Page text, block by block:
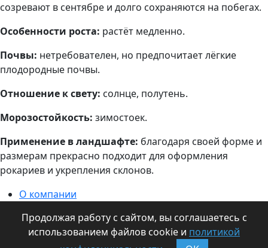
созревают в сентябре и долго сохраняются на побегах.
Особенности роста: растёт медленно.
Почвы: нетребователен, но предпочитает лёгкие
плодородные почвы.
Отношение к свету: солнце, полутень.
Морозостойкость: зимостоек.
Применение в ландшафте: благодаря своей форме и
размерам прекрасно подходит для оформления
рокариев и укрепления склонов.
О компании
Контакты
Статьи
Продолжая работу с сайтом, вы соглашаетесь с
использованием файлов cookie и политикой